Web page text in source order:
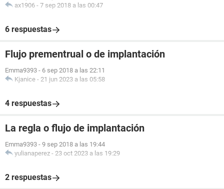
ax1906 - 7 sep 2018 a las 00:47
6 respuestas
Flujo prementrual o de implantación
Emma9393 - 6 sep 2018 a las 22:11
Kjanice - 21 jun 2023 a las 05:58
4 respuestas
La regla o flujo de implantación
Emma9393 - 9 sep 2018 a las 19:44
yulianaperez - 23 oct 2023 a las 19:29
2 respuestas